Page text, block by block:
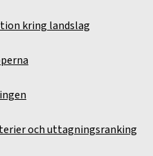
kring landslag
och uttagningsranking